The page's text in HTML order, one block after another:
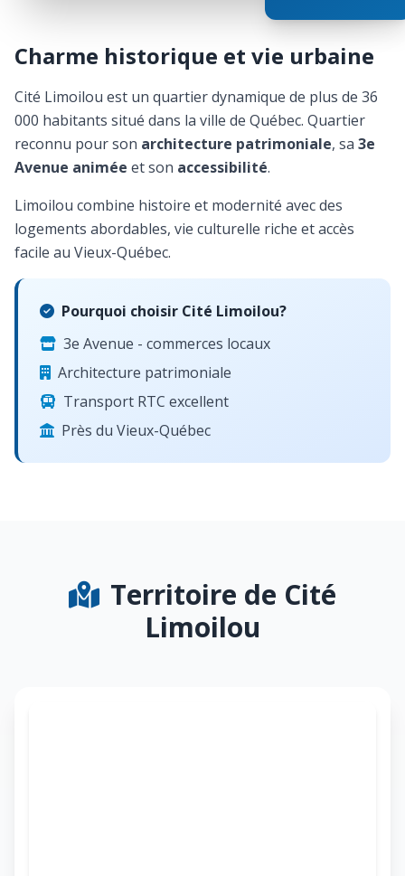
Charme historique et vie urbaine
Cité Limoilou est un quartier dynamique de plus de 36
000 habitants situé dans la ville de Québec. Quartier
reconnu pour son architecture patrimoniale, sa 3e
Avenue animée et son accessibilité.
Limoilou combine histoire et modernité avec des
logements abordables, vie culturelle riche et accès
facile au Vieux-Québec.
Pourquoi choisir Cité Limoilou?
3e Avenue - commerces locaux
Architecture patrimoniale
Transport RTC excellent
Près du Vieux-Québec
Territoire de Cité
Limoilou